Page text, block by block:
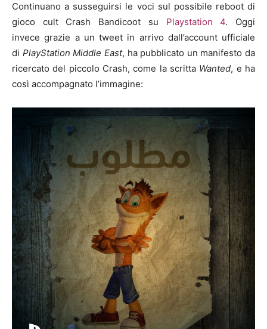
Continuano a susseguirsi le voci sul possibile reboot di
gioco cult Crash Bandicoot su Playstation 4. Oggi
invece grazie a un tweet in arrivo dall’account ufficiale
di PlayStation Middle East, ha pubblicato un manifesto da
ricercato del piccolo Crash, come la scritta Wanted, e ha
così accompagnato l’immagine: